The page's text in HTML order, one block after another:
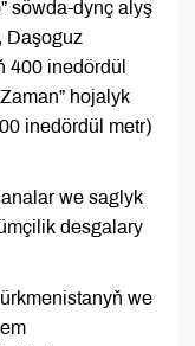
söwda-dynç alyş
Daşoguz
400 inedördül
hojalyk
inedördül metr)
we saglyk
desgalary
we